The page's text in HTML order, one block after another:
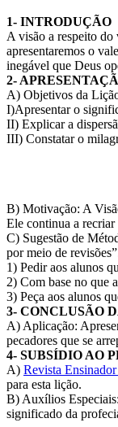
1- INTRODUÇÃO
A visão a respeito do
apresentaremos o
inegável que Deus
2-
A) Objetivos da
I)Apresentar o
II) Explicar a
III) Constatar o
B) Motivação: A
Ele continua a
C) Sugestão de
por meio de
1) Pedir aos alunos
2) Com base no que
3) Peça aos alunos
3- CONCLUSÃO
A) Aplicação:
pecadores que se
4- SUBSÍDIO AO
A) Revista
para esta lição.
B) Auxílios
significado da